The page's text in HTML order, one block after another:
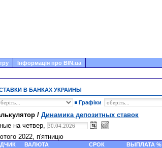
Інформація про BIN.ua
В БАНКАХ УКРАИНЫ
Графіки
/ Динамика депозитных ставок
на четвер,
2022, п'ятницю
ВАЛЮТА СРОК ВЫПЛАТА %